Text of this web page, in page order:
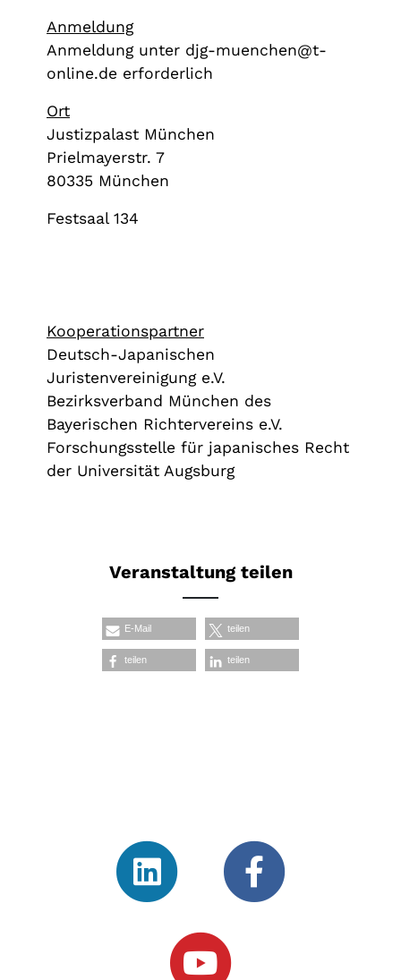
Anmeldung
Anmeldung unter djg-muenchen@t-
online.de erforderlich
Ort
Justizpalast München
Prielmayerstr. 7
80335 München
Festsaal 134
Kooperationspartner
Deutsch-Japanischen
Juristenvereinigung e.V.
Bezirksverband München des
Bayerischen Richtervereins e.V.
Forschungsstelle für japanisches Recht
der Universität Augsburg
Veranstaltung teilen
E-Mail teilen
teilen teilen